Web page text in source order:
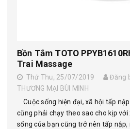
Bồn Tắm TOTO
Trai Massage
Thứ Thu, 25/07/2019
Đăng
THƯƠNG MẠI BÙI MINH
Cuộc sống hiện đại, xã hội tấp
cũng phải chạy theo sao cho kịp với
sống của bạn cũng trở nên tấp nập,